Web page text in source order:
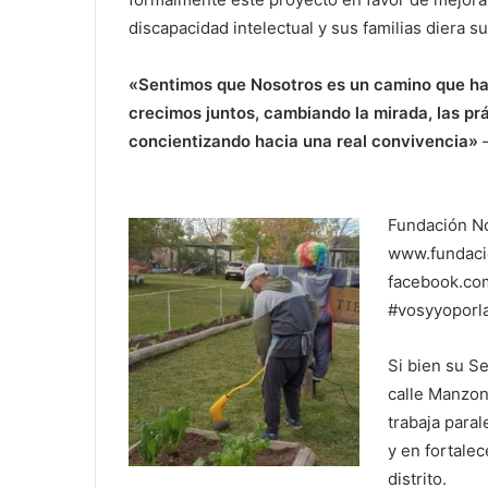
discapacidad intelectual y sus familias diera
«Sentimos que Nosotros es un camino que
crecimos juntos, cambiando la mirada, las
concientizando hacia una real convivencia»
Fundación
Si bien su
calle
trabaja
y en
distrito.